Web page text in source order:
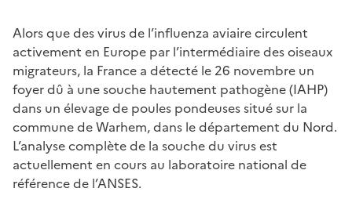
Alors que des virus de l’influenza aviaire circulent
activement en Europe par l’intermédiaire des oiseaux
migrateurs, la France a détecté le 26 novembre un
foyer dû à une souche hautement pathogène (IAHP)
dans un élevage de poules pondeuses situé sur la
commune de Warhem, dans le département du Nord.
L’analyse complète de la souche du virus est
actuellement en cours au laboratoire national de
référence de l’ANSES.